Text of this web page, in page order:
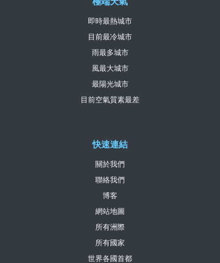
快速連結
關於我們
聯絡我們
博客
網站地圖
所有洲際
所有國家
世界各國首都
即時最熱城市
目前最冷城市
雨最多城市
風最大城市
最陽光城市
目前空氣質素最差